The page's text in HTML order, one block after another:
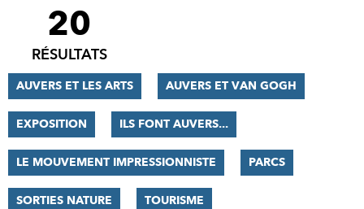
FILTRER
RÉSULTATS
20
RÉSULTATS
AUVERS ET LES ARTS AUVERS ET VAN GOGH
EXPOSITION ILS FONT AUVERS...
LE MOUVEMENT IMPRESSIONNISTE PARCS
SORTIES NATURE TOURISME